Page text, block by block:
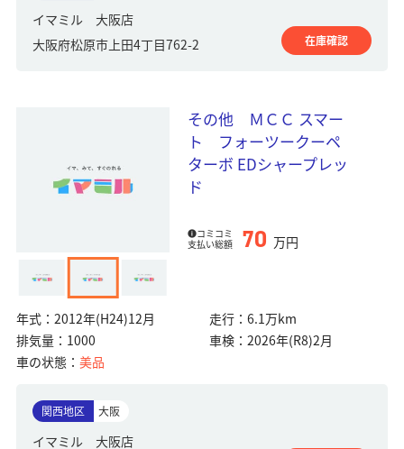
イマミル 大阪店
大阪府松原市上田4丁目762-2
在庫確認
その他 ＭＣＣ スマー
ト フォーツークーペ
ターボ EDシャープレッ
ド
コミコミ
支払い総額
70 万円
年式： 2012年(H24)12月 走行：6.1万km
排気量： 1000 車検：2026年(R8)2月
車の状態： 美品
関西地区 大阪
イマミル 大阪店